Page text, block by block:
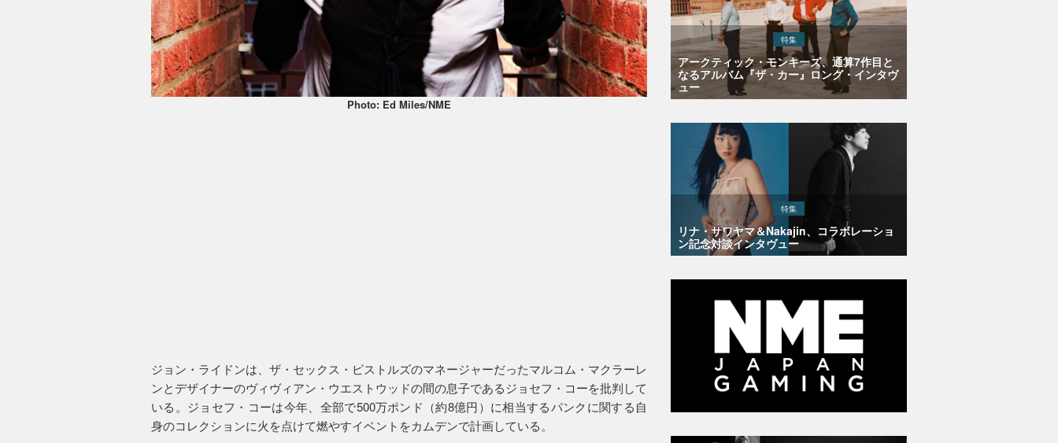
Photo: Ed Miles/NME
ジョン・ライドンは、ザ・セックス・ピストルズのマネージャーだったマルコム・マクラーレ
ンとデザイナーのヴィヴィアン・ウエストウッドの間の息子であるジョセフ・コーを批判して
いる。ジョセフ・コーは今年、全部で500万ポンド（約8億円）に相当するパンクに関する自
身のコレクションに火を点けて燃やすイベントをカムデンで計画している。
特集
アークティック・モンキーズ、通算7作目と
なるアルバム『ザ・カー』ロング・インタヴ
ュー
特集
リナ・サワヤマ＆Nakajin、コラボレーショ
ン記念対談インタヴュー